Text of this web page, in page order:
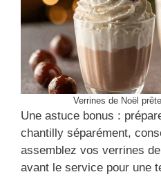
Verrines de Noël
Une astuce bonus :
chantilly séparément,
assemblez vos verrines
avant le service pour une